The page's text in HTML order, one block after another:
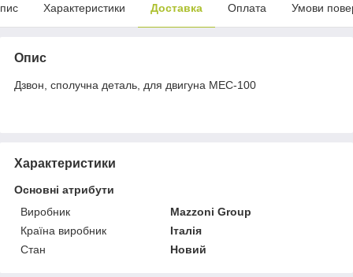
Характеристики Доставка Оплата Умови
Опис
Дзвон, сполучна деталь, для двигуна MEC-100
Характеристики
Основні атрибути
Виробник
Mazzoni Group
Країна виробник
Італія
Стан
Новий